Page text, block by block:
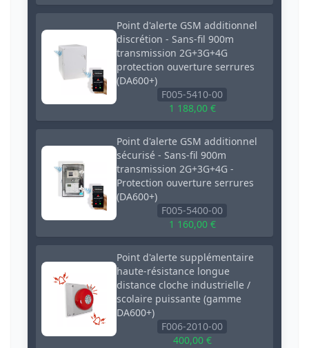
Point d'alerte GSM additionnel
discrétion - Sans-fil 900m
transmission 2G+3G+4G
protection ouverture serrures
(DA600+)
F005-5410-00
1 188,00 €
Point d'alerte GSM additionnel
sécurisé - Sans-fil 900m
transmission 2G+3G+4G -
Protection ouverture serrures
(DA600+)
F005-5400-00
1 160,00 €
Point d'alerte supplémentaire
haute-résistance longue
distance cloche industrielle /
scolaire puissante (gamme
DA600+)
F006-2010-00
400,00 €